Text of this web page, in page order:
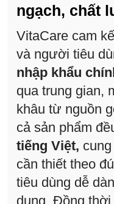
ngạch, chất
VitaCare cam
và người tiêu
nhập khẩu
qua trung gian,
khâu từ nguồn
cả sản phẩm
tiếng Việt,
cần thiết theo
tiêu dùng dễ
dụng. Đồng